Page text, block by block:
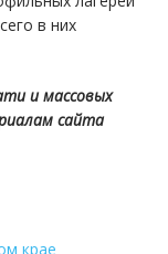
в них
и массовых
сайта
крае